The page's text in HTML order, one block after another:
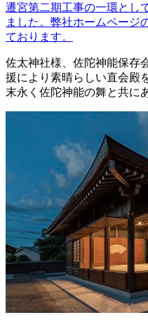
遷宮第二期工事の一環とし
ました。弊社ホームページ
ております。
佐太神社様、佐陀神能保存
援により素晴らしい直会殿
末永く佐陀神能の舞と共に